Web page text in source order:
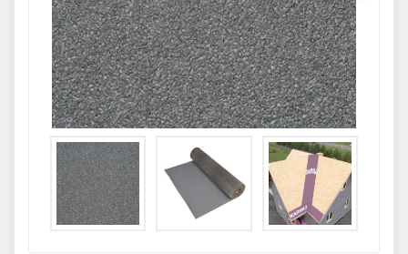
GPS координаты проезда к
складу:
53.85987990162563,27.420653302
90123
sales@profkomplekt.by